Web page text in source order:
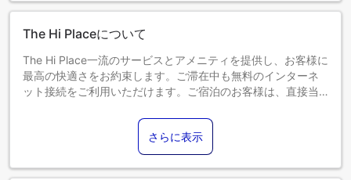
ます。各部屋タイプ欄の記載をご確認ください。
The Hi Placeについて
The Hi Place一流のサービスとアメニティを提供し、お客様に
最高の快適さをお約束します。ご滞在中も無料のインターネ
ット接続をご利用いただけます。ご宿泊のお客様は、直接当
必要な方のために、ご滞在がより快適で楽しくなるよう、ル
ームサービスをご用意しております。当宿泊施設は完全禁煙
で、風通しの良い環境を提供しております。喫煙は指定され
た喫煙ゾーンに限られます。居心地の良さを追求した各客室
さらに表示